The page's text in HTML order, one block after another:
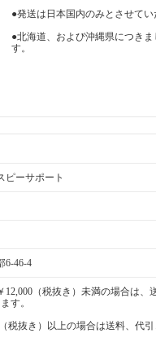
●発送は日本国内のみとさせてい
●北海道、および沖縄県につき
す。
ーサポート
6-46-4
12,000（税抜き）未満の場合は、
す。
税抜き）以上の場合は送料、代引